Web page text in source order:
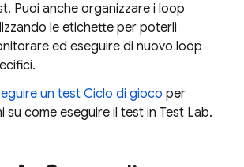
Puoi anche organizzare i loop
le etichette per poterli
ed eseguire di nuovo loop
un test Ciclo di gioco per
su come eseguire il test in Test Lab.